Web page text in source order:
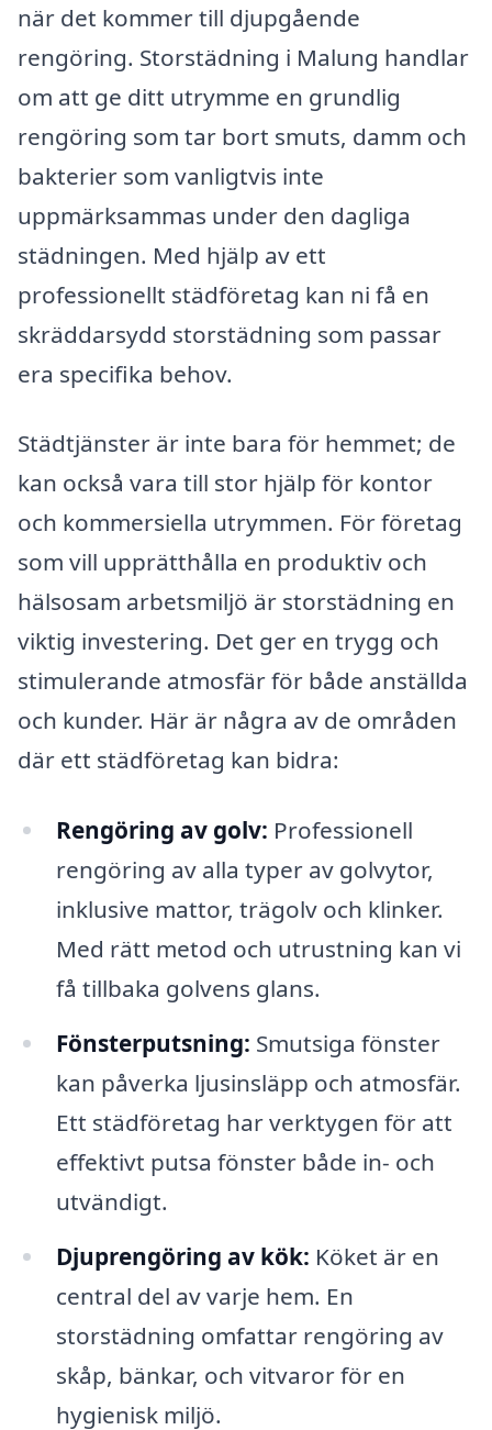
när det kommer till djupgående
rengöring. Storstädning i Malung handlar
om att ge ditt utrymme en grundlig
rengöring som tar bort smuts, damm och
bakterier som vanligtvis inte
uppmärksammas under den dagliga
städningen. Med hjälp av ett
professionellt städföretag kan ni få en
skräddarsydd storstädning som passar
era specifika behov.
Städtjänster är inte bara för hemmet; de
kan också vara till stor hjälp för kontor
och kommersiella utrymmen. För företag
som vill upprätthålla en produktiv och
hälsosam arbetsmiljö är storstädning en
viktig investering. Det ger en trygg och
stimulerande atmosfär för både anställda
och kunder. Här är några av de områden
där ett städföretag kan bidra:
Rengöring av golv: Professionell
rengöring av alla typer av golvytor,
inklusive mattor, trägolv och klinker.
Med rätt metod och utrustning kan vi
få tillbaka golvens glans.
Fönsterputsning: Smutsiga fönster
kan påverka ljusinsläpp och atmosfär.
Ett städföretag har verktygen för att
effektivt putsa fönster både in- och
utvändigt.
Djuprengöring av kök: Köket är en
central del av varje hem. En
storstädning omfattar rengöring av
skåp, bänkar, och vitvaror för en
hygienisk miljö.